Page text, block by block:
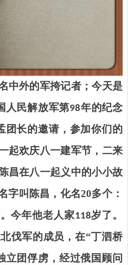
中外的军挎记者；今天是
人民解放军第98年的纪念
团长的邀请，参加你们的
起欢庆八一建军节，二来
昌在八一起义中的小小故
字叫陈昌，化名20多个：
今年他老人家118岁了。
伐军的成员，在“丁泗桥
立团俘虏，经过俄国顾问